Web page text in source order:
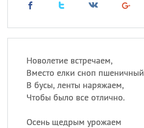
Новолетие встречаем,
Вместо елки сноп пшеничный
В бусы, ленты наряжаем,
Чтобы было все отлично.
Осень щедрым урожаем